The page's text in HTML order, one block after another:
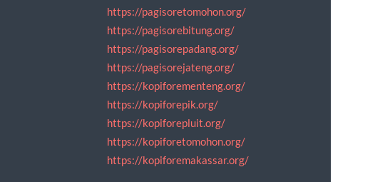
https://pagisoretomohon.org/
https://pagisorebitung.org/
https://pagisorepadang.org/
https://pagisorejateng.org/
https://kopiforementeng.org/
https://kopiforepik.org/
https://kopiforepluit.org/
https://kopiforetomohon.org/
https://kopiforemakassar.org/